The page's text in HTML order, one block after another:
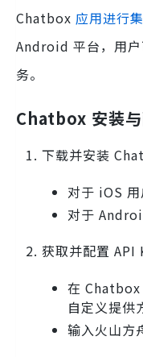
Chatbox 应用进行
Android 平台，用
务。
Chatbox 安装
下载并安装
对于 iOS 用
对于
获取并配置 API
在
自定义提供
输入火山方